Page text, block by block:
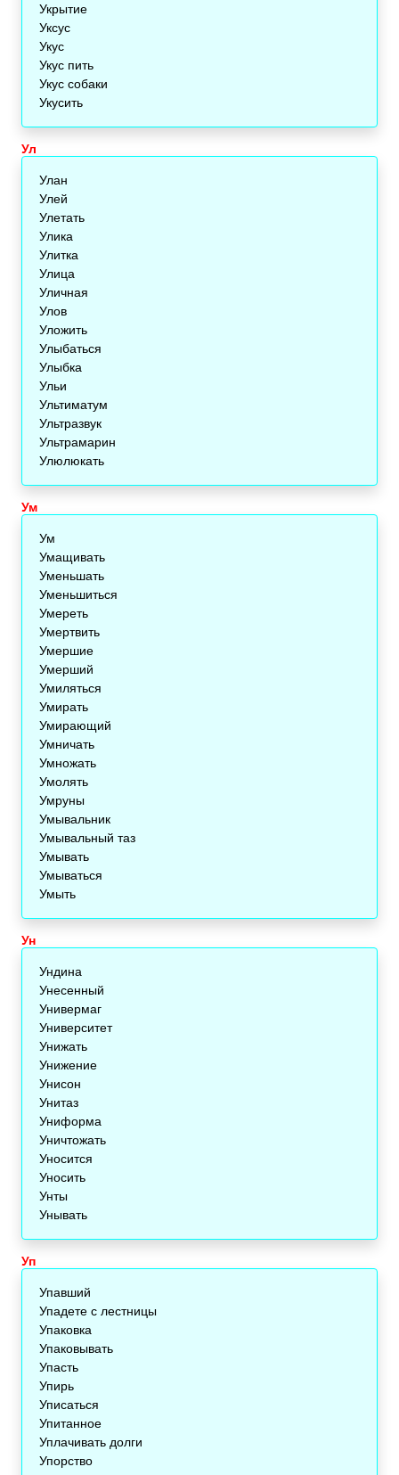
Укрытие
Уксус
Укус
Укус пить
Укус собаки
Укусить
Ул
Улан
Улей
Улетать
Улика
Улитка
Улица
Уличная
Улов
Уложить
Улыбаться
Улыбка
Ульи
Ультиматум
Ультразвук
Ультрамарин
Улюлюкать
Ум
Ум
Умащивать
Уменьшать
Уменьшиться
Умереть
Умертвить
Умершие
Умерший
Умиляться
Умирать
Умирающий
Умничать
Умножать
Умолять
Умруны
Умывальник
Умывальный таз
Умывать
Умываться
Умыть
Ун
Ундина
Унесенный
Универмаг
Университет
Унижать
Унижение
Унисон
Унитаз
Униформа
Уничтожать
Уносится
Уносить
Унты
Унывать
Уп
Упавший
Упадете с лестницы
Упаковка
Упаковывать
Упасть
Упирь
Уписаться
Упитанное
Уплачивать долги
Упорство